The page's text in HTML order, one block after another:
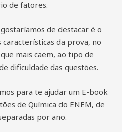
de fatores.
de destacar é o
da prova, no
mais caem, ao tipo de
dificuldade das questões.
para te ajudar um E-book
de Química do ENEM, de
por ano.